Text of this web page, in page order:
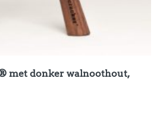
met donker walnoothout,